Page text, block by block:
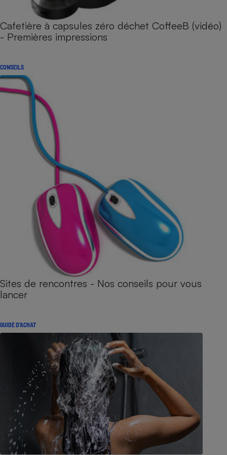
Cafetière à capsules zéro déchet CoffeeB (vidéo)
- Premières impressions
CONSEILS
Sites de rencontres - Nos conseils pour vous
lancer
GUIDE D'ACHAT